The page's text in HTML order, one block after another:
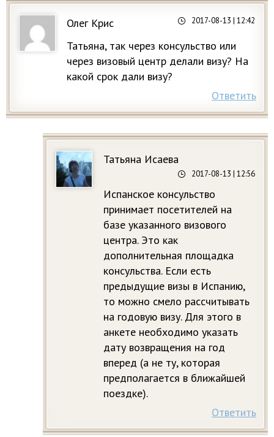
Олег Крис 2017-08-13 | 12:42
Татьяна, так через консульство или
через визовый центр делали визу? На
какой срок дали визу?
Ответить
Татьяна Исаева
2017-08-13 | 12:56
Испанское консульство
принимает посетителей на
базе указанного визового
центра. Это как
дополнительная площадка
консульства. Если есть
предыдущие визы в Испанию,
то можно смело рассчитывать
на годовую визу. Для этого в
анкете необходимо указать
дату возвращения на год
вперед (а не ту, которая
предполагается в ближайшей
поездке).
Ответить